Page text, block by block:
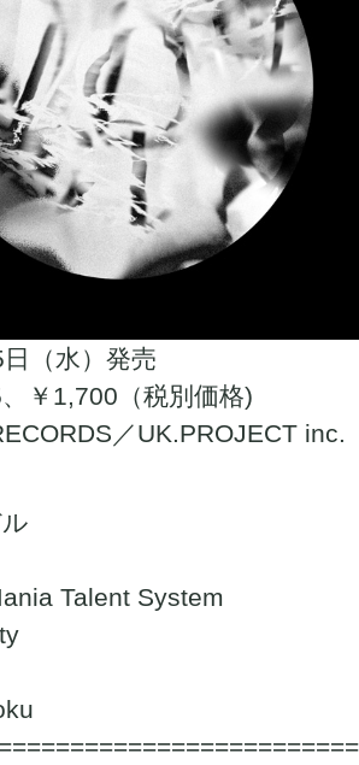
（水）発売
￥1,700（税別価格)
／UK.PROJECT inc.
Talent System